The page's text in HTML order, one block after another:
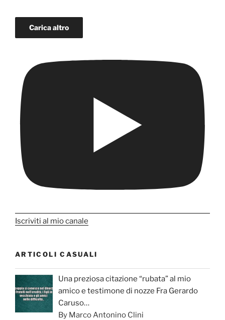
Carica altro
Iscriviti al mio canale
ARTICOLI CASUALI
Una preziosa citazione “rubata” al mio
amico e testimone di nozze Fra Gerardo
Caruso…
By Marco Antonino Clini